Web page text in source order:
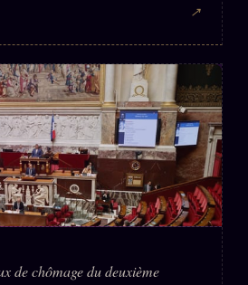
↗
de chômage du deuxième